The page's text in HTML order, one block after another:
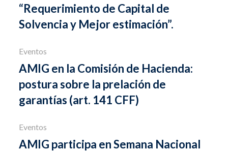
“Requerimiento de Capital de
Solvencia y Mejor estimación”.
Eventos
AMIG en la Comisión de Hacienda:
postura sobre la prelación de
garantías (art. 141 CFF)
Eventos
AMIG participa en Semana Nacional